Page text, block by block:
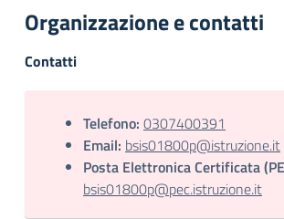
Organizzazione e contatti
Contatti
Telefono: 0307400391
Email: bsis01800p@istruzione.it
Posta Elettronica Certificata
bsis01800p@pec.istruzione.it